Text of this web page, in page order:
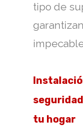
tipo de
tu hogar